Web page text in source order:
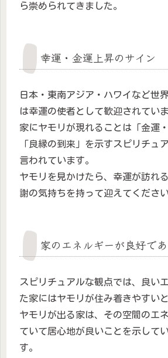
ら崇められてきました。
幸運・金運上昇のサイン
日本・東南アジア・ハワイなど世
は幸運の使者として歓迎されていま
家にヤモリが現れることは「金運
「良縁の到来」を示すスピリチュ
言われています。
ヤモリを見かけたら、幸運が訪れ
謝の気持ちを持って迎えてください
家のエネルギーが良好で
スピリチュアルな観点では、良い
た家にはヤモリが住み着きやすい
ヤモリが出る家は、その空間のエ
ていて居心地が良いことを示して
す。